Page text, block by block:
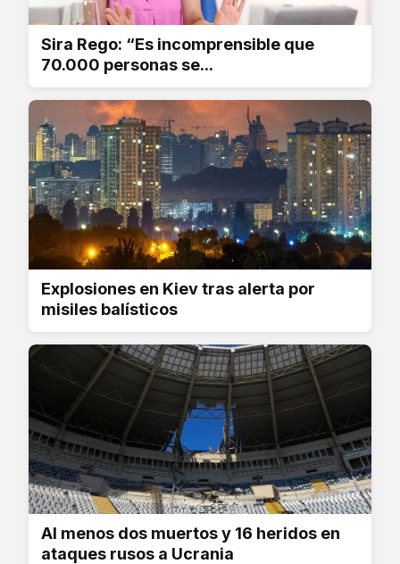
Sira Rego: “Es incomprensible que
70.000 personas se...
Explosiones en Kiev tras alerta por
misiles balísticos
Al menos dos muertos y 16 heridos en
ataques rusos a Ucrania